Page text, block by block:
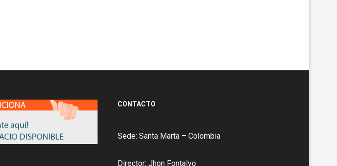
CONTACTO
Sede: Santa Marta – Colombia
Director: Jhon Fontalvo